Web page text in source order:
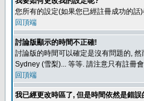
您所有的設定(如果您已經註冊成功的
回頂端
討論版顯示的時間不正確!
討論版的時間可以確定是沒有問題的,
Sydney (雪梨)... 等等. 請注意只有註冊
回頂端
我已經更改時區了, 但是時間依然是錯誤